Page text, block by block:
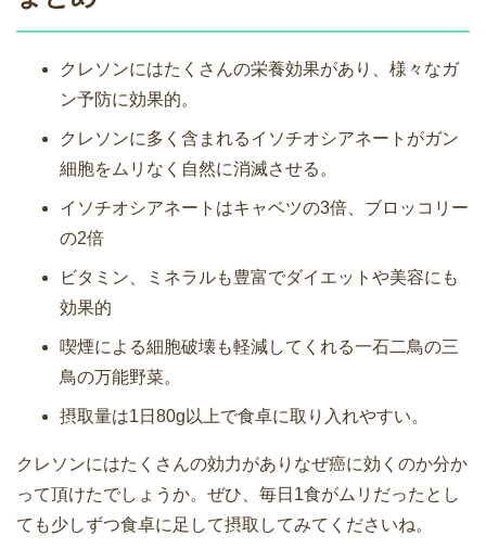
クレソンにはたくさんの栄養効果があり、様々なガ
ン予防に効果的。
クレソンに多く含まれるイソチオシアネートがガン
細胞をムリなく自然に消滅させる。
イソチオシアネートはキャベツの3倍、ブロッコリー
の2倍
ビタミン、ミネラルも豊富でダイエットや美容にも
効果的
喫煙による細胞破壊も軽減してくれる一石二鳥の三
鳥の万能野菜。
摂取量は1日80g以上で食卓に取り入れやすい。
クレソンにはたくさんの効力がありなぜ癌に効くのか分か
って頂けたでしょうか。ぜひ、毎日1食がムリだったとし
ても少しずつ食卓に足して摂取してみてくださいね。